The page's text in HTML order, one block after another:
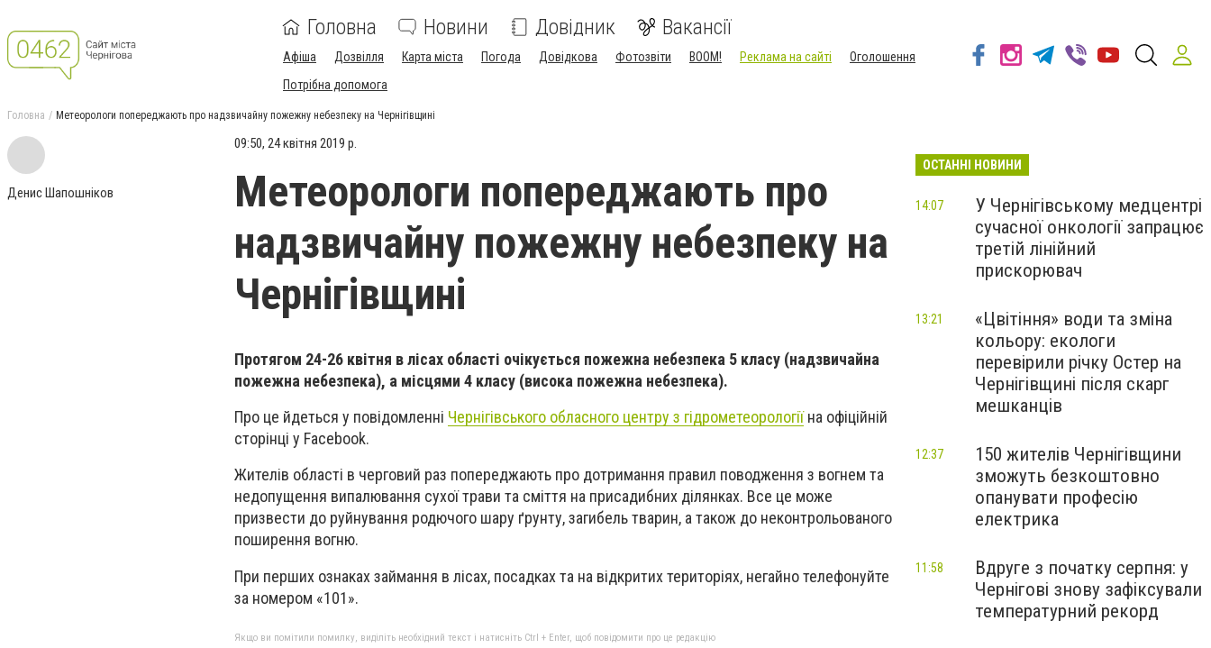
Головна Новини Довідник Вакансії
Афіша Дозвілля Карта міста Погода Довідкова Фотозвіти BOOM! Реклама на сайті
Оголошення
Потрібна допомога
Головна Метеорологи попереджають про надзвичайну пожежну небезпеку на Чернігівщині
Денис Шапошніков
09:50, 24 квітня 2019 р.
Метеорологи попереджають про
надзвичайну пожежну небезпеку на
Чернігівщині
Протягом 24-26 квітня в лісах області очікується пожежна небезпека 5 класу (надзвичайна
пожежна небезпека), а місцями 4 класу (висока пожежна небезпека).
Про це йдеться у повідомленні Чернігівського обласного центру з гідрометеорологіїна офіційній
сторінці у Facebook.
Жителів області в черговий раз попереджають про дотримання правил поводження з вогнем та
недопущення випалювання сухої трави та сміття на присадибних ділянках. Все це може
призвести до руйнування родючого шару ґрунту, загибель тварин, а також до неконтрольованого
поширення вогню.
При перших ознаках займання в лісах, посадках та на відкритих територіях, негайно телефонуйте
за номером «101».
Якщо ви помітили помилку, виділіть необхідний текст і натисніть Ctrl + Enter, щоб повідомити про це редакцію
ОСТАННІ НОВИНИ
У Чернігівському медцентрі
сучасної онкології запрацює
третій лінійний
прискорювач
14:07
«Цвітіння» води та зміна
кольору: екологи
перевірили річку Остер на
Чернігівщині після скарг
мешканців
13:21
150 жителів Чернігівщини
зможуть безкоштовно
опанувати професію
електрика
12:37
Вдруге з початку серпня: у
Чернігові знову зафіксували
температурний рекорд
11:58